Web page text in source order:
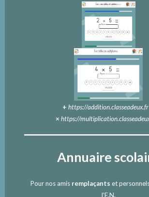
+ https://addition.classeadeux.fr
× https://
Annuaire
Pour nos amis remplaçants et
l'E.N.